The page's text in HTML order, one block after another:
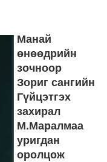
Манай
өнөөдрийн
зочноор
Зориг сангийн
Гүйцэтгэх
захирал
М.Маралмаа
уригдан
оролцож